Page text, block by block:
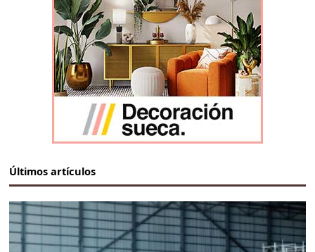
Últimos artículos